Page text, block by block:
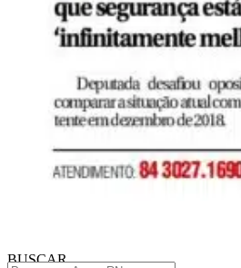
BUSCAR